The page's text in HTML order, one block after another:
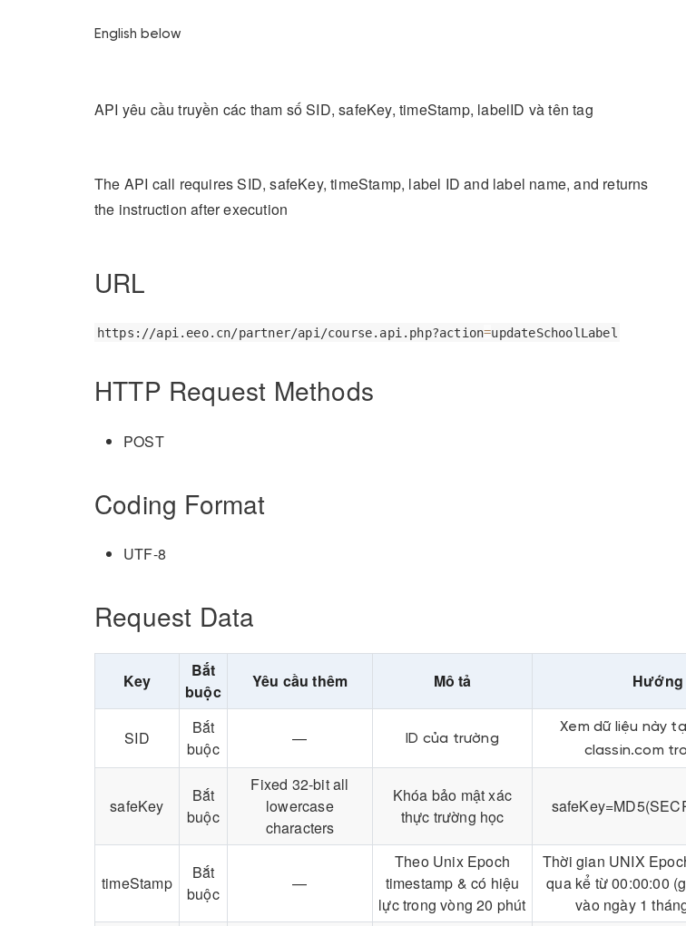
English below
API yêu cầu truyền các tham số SID, safeKey, timeStamp, labelID và tên tag
The API call requires SID, safeKey, timeStamp, label ID and label name, and returns
the instruction after execution
URL
https://api.eeo.cn/partner/api/course.api.php?action=updateSchoolLabel
HTTP Request Methods
POST
Coding Format
UTF-8
Request Data
Key
Bắt
buộc
Yêu cầu thêm Mô tả
SID
Bắt
buộc
— ID của trường
Xem dữ liệu này
classin.com
safeKey
Bắt
buộc
Fixed 32-bit all
lowercase
characters
Khóa bảo mật xác
thực trường học
timeStamp
Bắt
buộc
—
Theo Unix Epoch
timestamp & có hiệu
lực trong vòng 20 phút
Thời gian UNIX
qua kể từ 00:00:00
vào ngày 1